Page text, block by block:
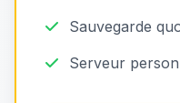
Sauvegarde
Serveur